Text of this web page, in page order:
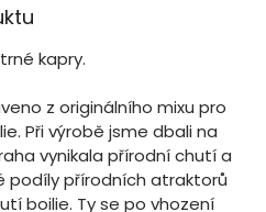
kapry.
z originálního mixu pro
Při výrobě jsme dbali na
vynikala přírodní chutí a
podíly přírodních atraktorů
boilie. Ty se po vhození